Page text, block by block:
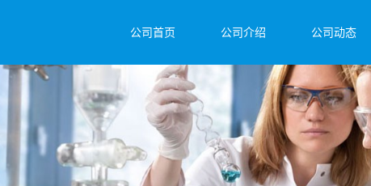
公司首页 公司介绍 公司动态